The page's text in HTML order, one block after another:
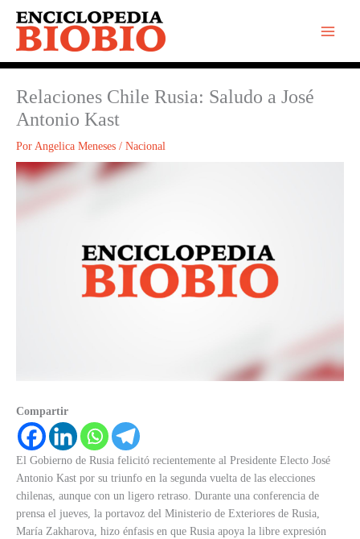
contenido
Relaciones Chile Rusia: Saludo a José
Antonio Kast
Por Angelica Meneses / Nacional
Compartir
El Gobierno de Rusia felicitó recientemente al Presidente Electo José
Antonio Kast por su triunfo en la segunda vuelta de las elecciones
chilenas, aunque con un ligero retraso. Durante una conferencia de
prensa el jueves, la portavoz del Ministerio de Exteriores de Rusia,
María Zakharova, hizo énfasis en que Rusia apoya la libre expresión